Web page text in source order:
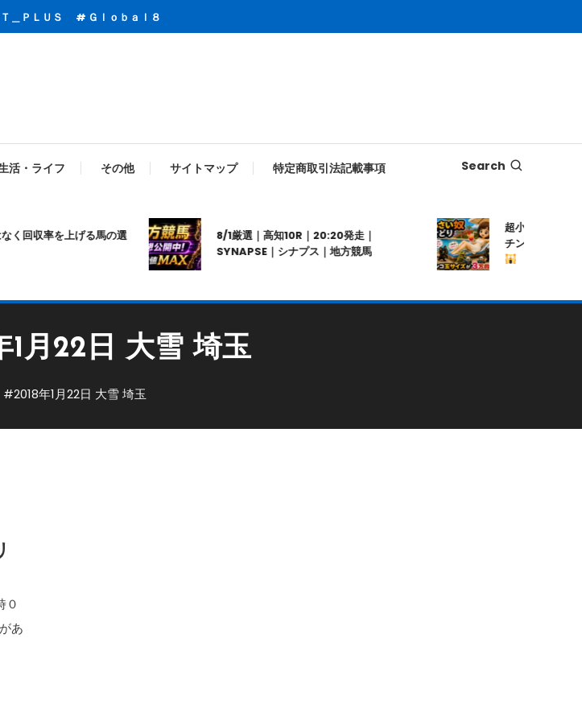
＿ＰＬＵＳ Ｇｌｏｂａｌ８
活・ライフ その他 サイトマップ 特定商取引法記載事項 Search
く回収率を上げる馬の選
8/1厳選｜高知10R｜20:20発走｜
SYNAPSE｜シナプス｜地方競馬
超小さい奴せどり
チンコ玉サイズ
1月22日 大雪 埼玉
#2018年1月22日 大雪 埼玉
０
あ